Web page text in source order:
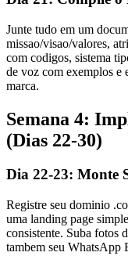
Junte tudo em um
missao/visao/valores,
com codigos, sistema
de voz com exemplos e
marca.
Semana 4:
(Dias 22-30)
Dia 22-23: Monte
Registre seu dominio
uma landing page
consistente. Suba fotos
tambem seu WhatsApp